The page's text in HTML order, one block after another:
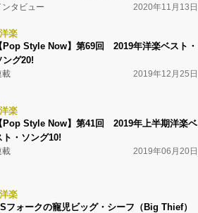
ンタビュー 2020年11月13日
洋楽
Pop Style Now】第69回 2019年洋楽ベスト・
ング20!
載 2019年12月25日
洋楽
Pop Style Now】第41回 2019年上半期洋楽ベ
ト・ソング10!
載 2019年06月20日
洋楽
フォークの寵児ビッグ・シーフ（Big Thief）